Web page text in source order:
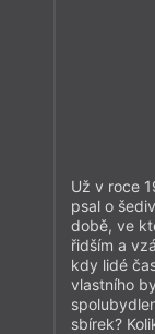
Už v roce
psal o
době, ve
řidším a
kdy lidé
vlastního
sbírek?